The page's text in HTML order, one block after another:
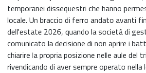
temporanei dissequestri che hanno
locale. Un braccio di ferro andato avanti
dell'estate 2026, quando la società di
comunicato la decisione di non aprire i
chiarire la propria posizione nelle aule del
rivendicando di aver sempre operato nella